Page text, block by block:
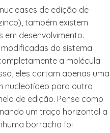
de edição de
também existem
desenvolvimento.
modificadas do sistema
a molécula
eles cortam apenas uma
nucleotídeo para outro
de edição. Pense como
um traço horizontal a
borracha foi